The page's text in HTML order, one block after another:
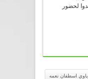
لحضور
اسطفان نعمه